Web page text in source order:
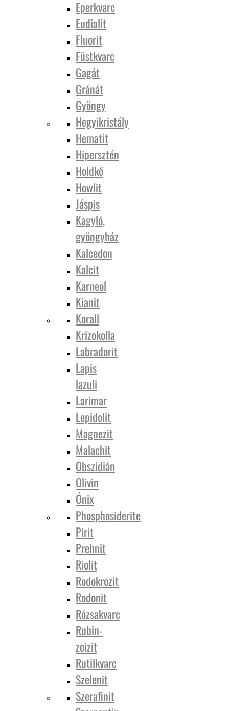
Eperkvarc
Eudialit
Fluorit
Füstkvarc
Gagát
Gránát
Gyöngy
Hegyikristály
Hematit
Hipersztén
Holdkő
Howlit
Jáspis
Kagyló,
gyöngyház
Kalcedon
Kalcit
Karneol
Kianit
Korall
Krizokolla
Labradorit
Lapis
lazuli
Larimar
Lepidolit
Magnezit
Malachit
Obszidián
Olivin
Ónix
Phosphosiderite
Pirit
Prehnit
Riolit
Rodokrozit
Rodonit
Rózsakvarc
Rubin-
zoizit
Rutilkvarc
Szelenit
Szerafinit